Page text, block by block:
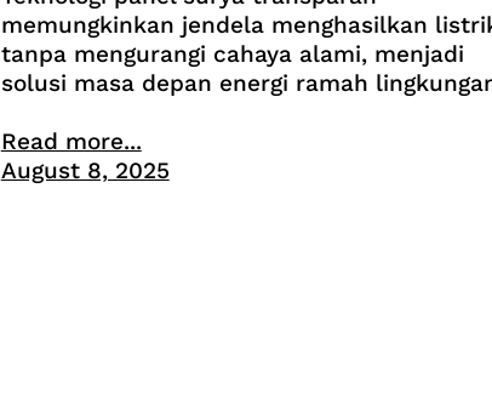
memungkinkan jendela menghasilkan
tanpa mengurangi cahaya alami, menjadi
solusi masa depan energi ramah
Read more...
August 8, 2025